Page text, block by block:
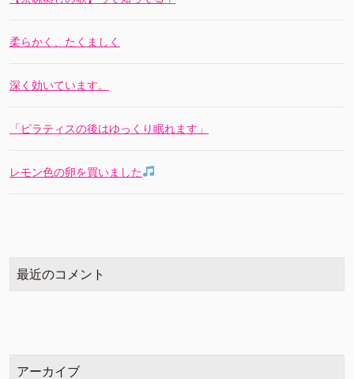
柔らかく、たくましく
深く効いています。
「ピラティスの後はゆっくり眠れます」
レモン色の卵を買いました
最近のコメント
アーカイブ